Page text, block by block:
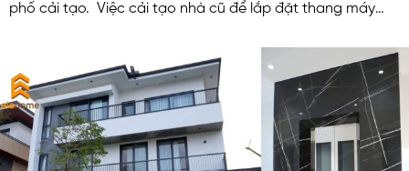
phố cải tạo. Việc cải tạo nhà cũ để lắp đặt thang máy
sống mà còn làm tăng giá trị cho căn nhà.